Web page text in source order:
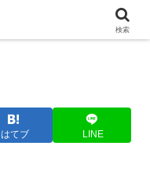
はてブ LINE
検索